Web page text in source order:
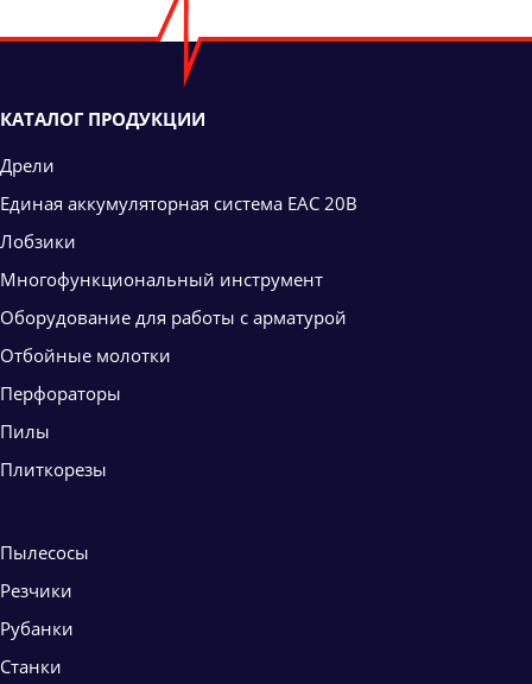
КАТАЛОГ ПРОДУКЦИИ
Дрели
Единая аккумуляторная система ЕАС 20В
Лобзики
Многофункциональный инструмент
Оборудование для работы с арматурой
Отбойные молотки
Перфораторы
Пилы
Плиткорезы
Пылесосы
Резчики
Рубанки
Станки